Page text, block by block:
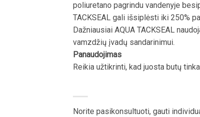
poliuretano pagrindu vandenyje
TACKSEAL gali išsiplėsti iki 250%
Dažniausiai AQUA TACKSEAL
vamzdžių įvadų sandarinimui.
Panaudojimas
Reikia užtikrinti, kad juosta butų
Norite pasikonsultuoti, gauti